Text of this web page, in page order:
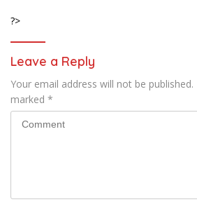
?>
Leave a Reply
Your email address will not be published.
marked *